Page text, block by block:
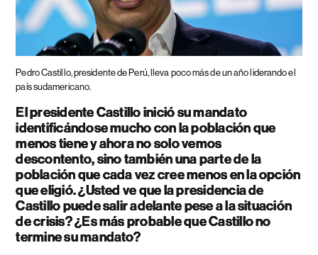
Pedro Castillo, presidente de Perú, lleva poco más de un año liderando el
país sudamericano.
El presidente Castillo inició su mandato
identificándose mucho con la población que
menos tiene y ahora no solo vemos
descontento, sino también una parte de la
población que cada vez cree menos en la opción
que eligió. ¿Usted ve que la presidencia de
Castillo puede salir adelante pese a la situación
de crisis? ¿Es más probable que Castillo no
termine su mandato?